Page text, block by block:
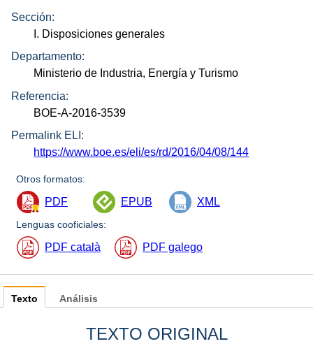
Sección:
I. Disposiciones generales
Departamento:
Ministerio de Industria, Energía y Turismo
Referencia:
BOE-A-2016-3539
Permalink ELI:
https://www.boe.es/eli/es/rd/2016/04/08/144
Otros formatos:
PDF EPUB XML
Lenguas cooficiales:
PDF català PDF galego
Texto
TEXTO ORIGINAL
Análisis